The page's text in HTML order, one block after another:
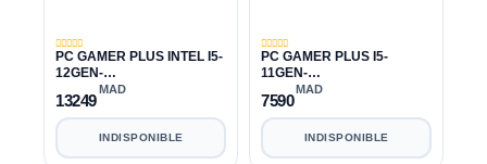
PC GAMER PLUS INTEL I5-
12GEN-
12400F|32GB|1TB|RTX
3070 8GB
13249
MAD
INDISPONIBLE
PC GAMER PLUS I5-
11GEN-
11400F|16GB|240GB|500G
B|RTX 3050 8GB
7590
MAD
INDISPONIBLE